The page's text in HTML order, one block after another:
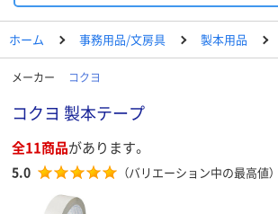
ホーム 事務用品/文房具 製本用品
メーカー コクヨ
コクヨ 製本テープ
全11商品があります。
5.0 （バリエーション中の最高値）